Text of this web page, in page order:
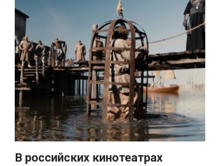
В российских кинотеатрах